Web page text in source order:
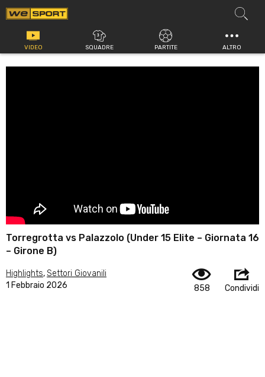
Vai
al
contenuto
VIDEO SQUADRE PARTITE ALTRO
Torregrotta vs Palazzolo (Under 15 Elite – Giornata 16
– Girone B)
Highlights,Settori Giovanili
1 Febbraio 2026
858 Condividi